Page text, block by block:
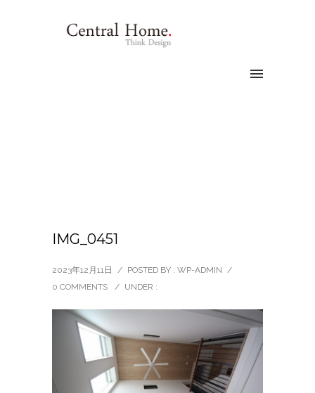
IMG_0451
2023年12月11日 / POSTED BY : WP-ADMIN /
0 COMMENTS
/ UNDER :